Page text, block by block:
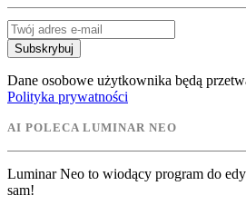
Subskrybuj
Dane osobowe użytkownika będą
Polityka prywatności
AI POLECA LUMINAR NEO
Luminar Neo to wiodący program do
sam!